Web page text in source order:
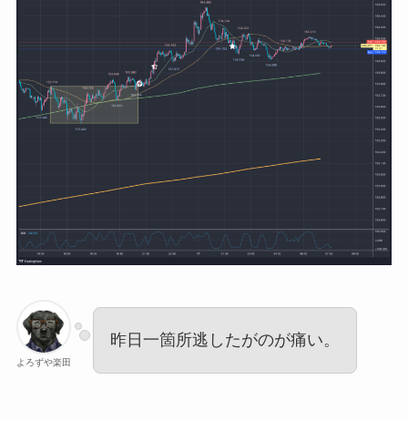
よろずや楽田
昨日一箇所逃したがのが痛い。